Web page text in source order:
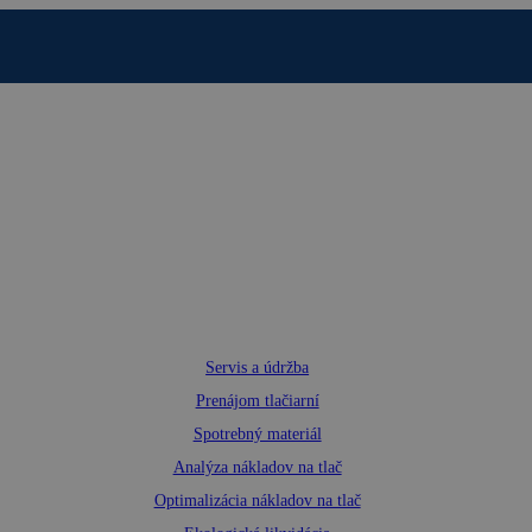
Servis a údržba
Prenájom tlačiarní
Spotrebný materiál
Analýza nákladov na tlač
Optimalizácia nákladov na tlač